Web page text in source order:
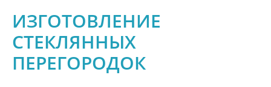
ИЗГОТОВЛЕНИЕ
СТЕКЛЯННЫХ
ПЕРЕГОРОДОК